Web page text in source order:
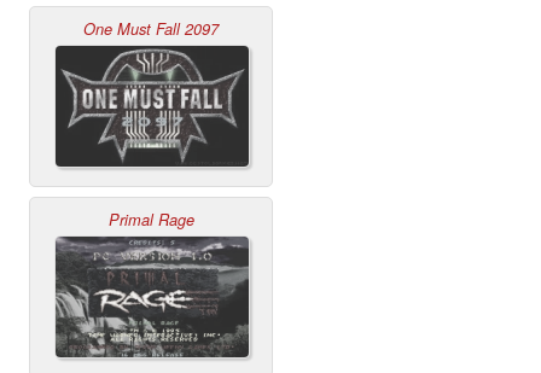
One Must Fall 2097
Primal Rage